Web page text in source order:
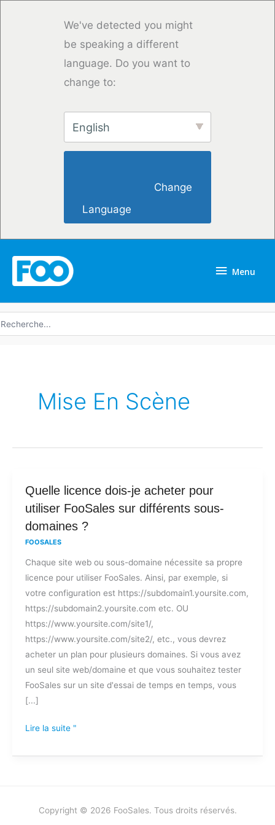
We've detected you might
be speaking a different
language. Do you want to
change to:
English
Language
Menu
Mise En Scène
Quelle licence dois-je acheter pour
utiliser FooSales sur différents sous-
domaines ?
FOOSALES
Chaque site web ou sous-domaine nécessite sa propre
licence pour utiliser FooSales. Ainsi, par exemple, si
votre configuration est https://subdomain1.yoursite.com,
https://subdomain2.yoursite.com etc. OU
https://www.yoursite.com/site1/,
https://www.yoursite.com/site2/, etc., vous devrez
acheter un plan pour plusieurs domaines. Si vous avez
un seul site web/domaine et que vous souhaitez tester
FooSales sur un site d'essai de temps en temps, vous
[...]
Quelle
licence
dois-
pour
utiliser
FooSales
sur
différents
sous-
domaines
?
Lire la suite "
Copyright © 2026 FooSales. Tous droits réservés.